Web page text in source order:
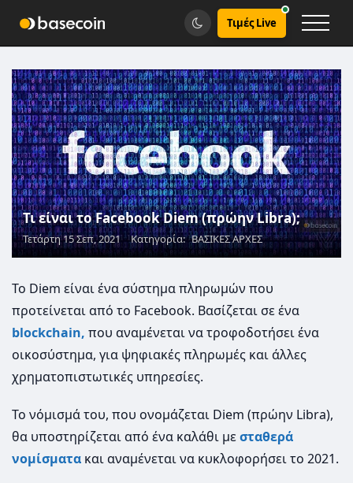
Τιμές Live
Τι είναι το Facebook Diem (πρώην Libra);
Τετάρτη 15 Σεπ, 2021 Κατηγορία: ΒΑΣΙΚΕΣ ΑΡΧΕΣ
Το Diem είναι ένα σύστημα πληρωμών που
προτείνεται από το Facebook. Βασίζεται σε ένα
blockchain, που αναμένεται να τροφοδοτήσει ένα
οικοσύστημα, για ψηφιακές πληρωμές και άλλες
χρηματοπιστωτικές υπηρεσίες.
Το νόμισμά του, που ονομάζεται Diem (πρώην Libra),
θα υποστηρίζεται από ένα καλάθι μεσταθερά
νομίσματα και αναμένεται να κυκλοφορήσει το 2021.